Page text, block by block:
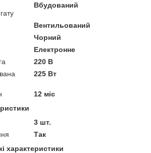
Вбудований
Вентильований
Чорний
Електронне
220 В
225 Вт
12 міс
3 шт.
Так
характеристики